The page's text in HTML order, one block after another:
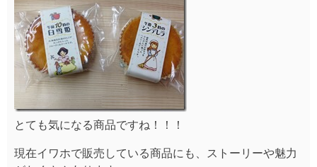
とても気になる商品ですね！！！
現在イワホで販売している商品にも、ストーリーや魅力